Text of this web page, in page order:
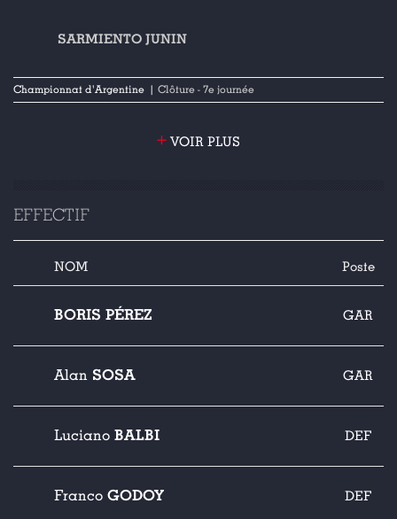
SARMIENTO JUNIN
Championnat d'Argentine | Clôture - 7e journée
+ VOIR PLUS
EFFECTIF
NOM Poste
BORIS PÉREZ GAR
Alan SOSA GAR
Luciano BALBI DEF
Franco GODOY DEF